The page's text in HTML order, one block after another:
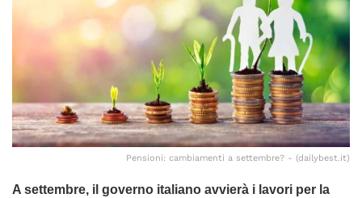
Pensioni: cambiamenti a settembre? - (dailybest.it)
A settembre, il governo italiano avvierà i lavori per la